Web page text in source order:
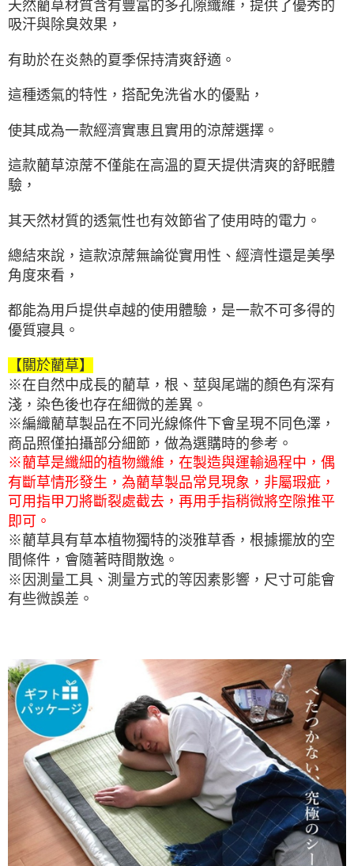
天然藺草材質含有豐富的多孔隙纖維，提供了優秀的
吸汗與除臭效果，
有助於在炎熱的夏季保持清爽舒適。
這種透氣的特性，搭配免洗省水的優點，
使其成為一款經濟實惠且實用的涼蓆選擇。
這款藺草涼蓆不僅能在高溫的夏天提供清爽的舒眠體
驗，
其天然材質的透氣性也有效節省了使用時的電力。
總結來說，這款涼蓆無論從實用性、經濟性還是美學
角度來看，
都能為用戶提供卓越的使用體驗，是一款不可多得的
優質寢具。
【關於藺草】
※在自然中成長的藺草，根、莖與尾端的顏色有深有
淺，染色後也存在細微的差異。
※編織藺草製品在不同光線條件下會呈現不同色澤，
商品照僅拍攝部分細節，做為選購時的參考。
※藺草是纖細的植物纖維，在製造與運輸過程中，偶
有斷草情形發生，為藺草製品常見現象，非屬瑕疵，
可用指甲刀將斷裂處截去，再用手指稍微將空隙推平
即可。
※藺草具有草本植物獨特的淡雅草香，根據擺放的空
間條件，會隨著時間散逸。
※因測量工具、測量方式的等因素影響，尺寸可能會
有些微誤差。